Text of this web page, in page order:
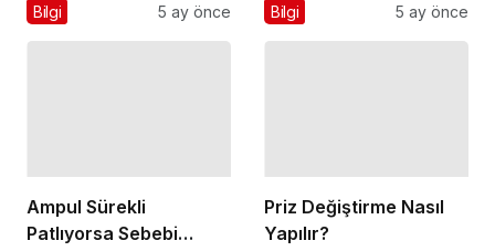
Bilgi 5 ay önce Bilgi 5 ay önce
Ampul Sürekli
Patlıyorsa Sebebi
Priz Değiştirme Nasıl
Yapılır?